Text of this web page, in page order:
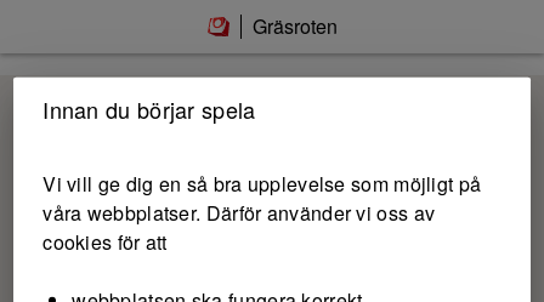
Gräsroten
Innan du börjar spela
Vi vill ge dig en så bra upplevelse som möjligt på
våra webbplatser. Därför använder vi oss av
cookies för att